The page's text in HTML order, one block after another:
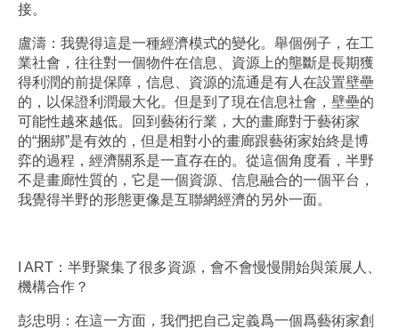
接。
盧濤：我覺得這是一種經濟模式的變化。舉個例子，在工
業社會，往往對一個物件在信息、資源上的壟斷是長期獲
得利潤的前提保障，信息、資源的流通是有人在設置壁壘
的，以保證利潤最大化。但是到了現在信息社會，壁壘的
可能性越來越低。回到藝術行業，大的畫廊對于藝術家
的“捆綁”是有效的，但是相對小的畫廊跟藝術家始終是博
弈的過程，經濟關系是一直存在的。從這個角度看，半野
不是畫廊性質的，它是一個資源、信息融合的一個平台，
我覺得半野的形態更像是互聯網經濟的另外一面。
I ART：半野聚集了很多資源，會不會慢慢開始與策展人、
機構合作？
彭忠明：在這一方面，我們把自己定義爲一個爲藝術家創